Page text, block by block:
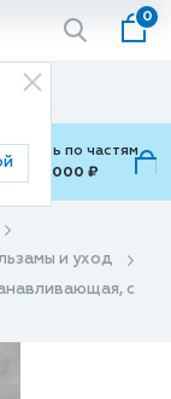
0
по частям
до 15,000 ₽
и уход
с